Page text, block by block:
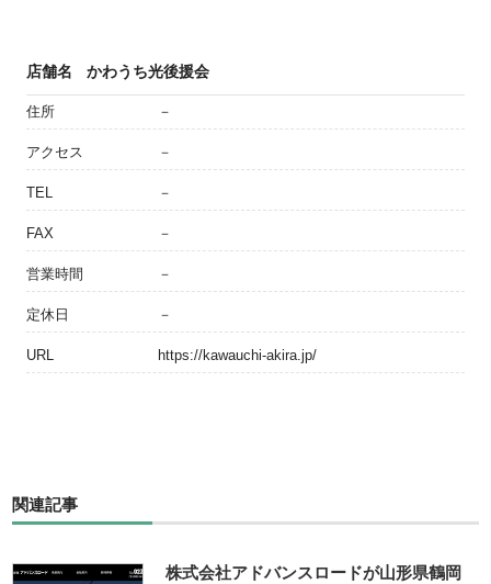
店舗名 かわうち光後援会
住所 －
アクセス －
TEL －
FAX －
営業時間 －
定休日 －
URL https://kawauchi-akira.jp/
関連記事
株式会社アドバンスロードが山形県鶴岡